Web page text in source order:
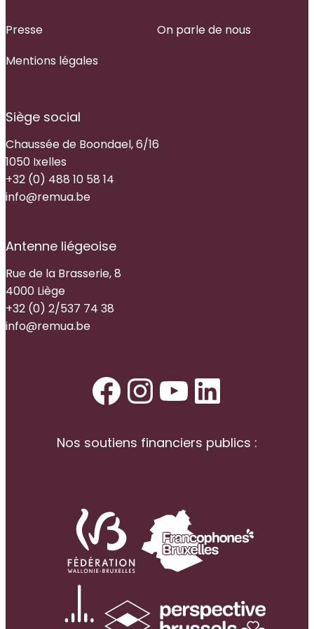
Presse
On parle de nous
Mentions légales
Siège social
Chaussée de Boondael, 6/16
1050 Ixelles
+32 (0) 488 10 58 14
info@remua.be
Antenne liégeoise
Rue de la Brasserie, 8
4000 Liège
+32 (0) 2/537 74 38
info@remua.be
Facebook
Instagram
YouTube
Nos soutiens financiers publics :